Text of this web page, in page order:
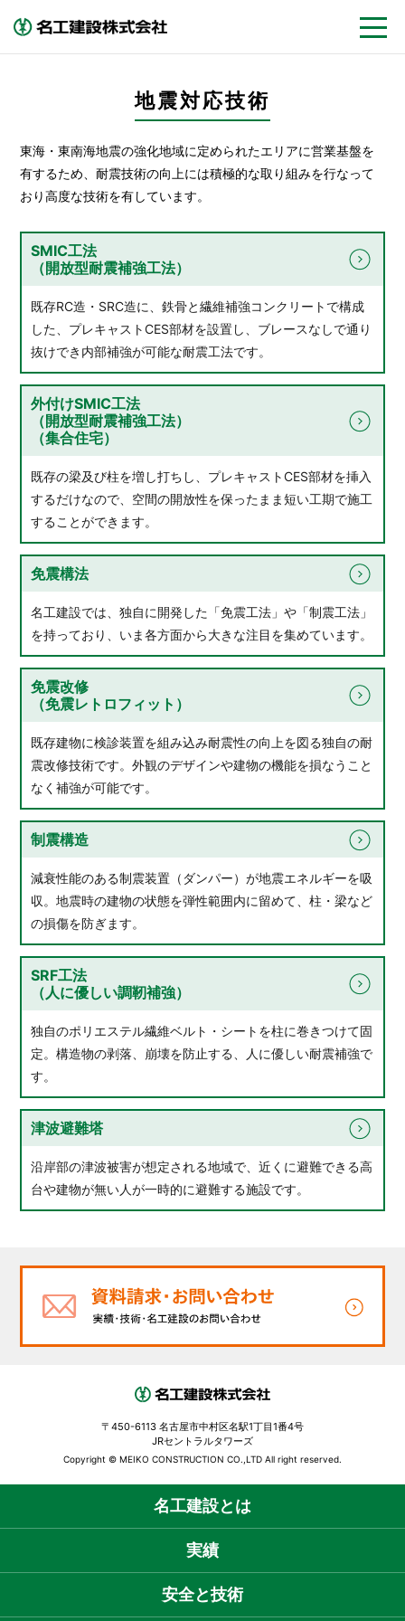
地震対応技術
東海・東南海地震の強化地域に定められたエリアに営業基盤を
有するため、耐震技術の向上には積極的な取り組みを行なって
おり高度な技術を有しています。
SMIC工法
（開放型耐震補強工法）
既存RC造・SRC造に、鉄骨と繊維補強コンクリートで構成
した、プレキャストCES部材を設置し、ブレースなしで通り
抜けでき内部補強が可能な耐震工法です。
外付けSMIC工法
（開放型耐震補強工法）
（集合住宅）
既存の梁及び柱を増し打ちし、プレキャストCES部材を挿入
するだけなので、空間の開放性を保ったまま短い工期で施工
することができます。
免震構法
名工建設では、独自に開発した「免震工法」や「制震工法」
を持っており、いま各方面から大きな注目を集めています。
免震改修
（免震レトロフィット）
既存建物に検診装置を組み込み耐震性の向上を図る独自の耐
震改修技術です。外観のデザインや建物の機能を損なうこと
なく補強が可能です。
制震構造
減衰性能のある制震装置（ダンパー）が地震エネルギーを吸
収。地震時の建物の状態を弾性範囲内に留めて、柱・梁など
の損傷を防ぎます。
SRF工法
（人に優しい調靭補強）
独自のポリエステル繊維ベルト・シートを柱に巻きつけて固
定。構造物の剥落、崩壊を防止する、人に優しい耐震補強で
す。
津波避難塔
沿岸部の津波被害が想定される地域で、近くに避難できる高
台や建物が無い人が一時的に避難する施設です。
〒450-6113 名古屋市中村区名駅1丁目1番4号
JRセントラルタワーズ
Copyright © MEIKO CONSTRUCTION CO.,LTD All right reserved.
名工建設とは
実績
安全と技術